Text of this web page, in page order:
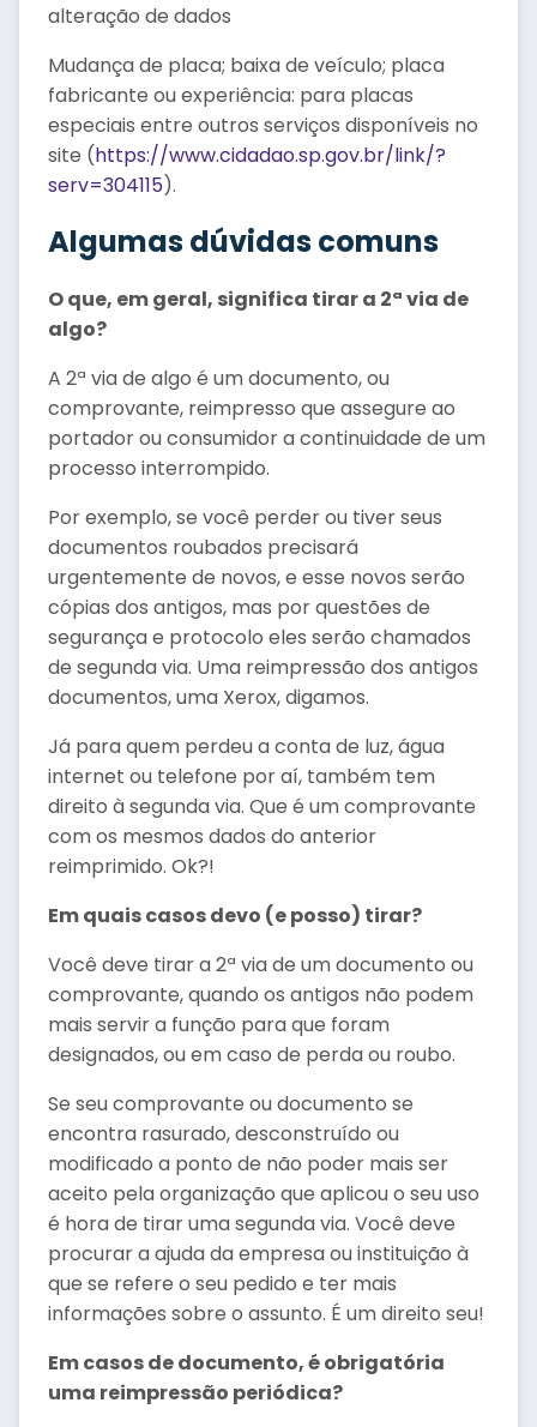
alteração de dados
Mudança de placa; baixa de veículo; placa
fabricante ou experiência: para placas
especiais entre outros serviços disponíveis no
site (https://www.cidadao.sp.gov.br/link/?
serv=304115).
Algumas dúvidas comuns
O que, em geral, significa tirar a 2ª via de
algo?
A 2ª via de algo é um documento, ou
comprovante, reimpresso que assegure ao
portador ou consumidor a continuidade de um
processo interrompido.
Por exemplo, se você perder ou tiver seus
documentos roubados precisará
urgentemente de novos, e esse novos serão
cópias dos antigos, mas por questões de
segurança e protocolo eles serão chamados
de segunda via. Uma reimpressão dos antigos
documentos, uma Xerox, digamos.
Já para quem perdeu a conta de luz, água
internet ou telefone por aí, também tem
direito à segunda via. Que é um comprovante
com os mesmos dados do anterior
reimprimido. Ok?!
Em quais casos devo (e posso) tirar?
Você deve tirar a 2ª via de um documento ou
comprovante, quando os antigos não podem
mais servir a função para que foram
designados, ou em caso de perda ou roubo.
Se seu comprovante ou documento se
encontra rasurado, desconstruído ou
modificado a ponto de não poder mais ser
aceito pela organização que aplicou o seu uso
é hora de tirar uma segunda via. Você deve
procurar a ajuda da empresa ou instituição à
que se refere o seu pedido e ter mais
informações sobre o assunto. É um direito seu!
Em casos de documento, é obrigatória
uma reimpressão periódica?